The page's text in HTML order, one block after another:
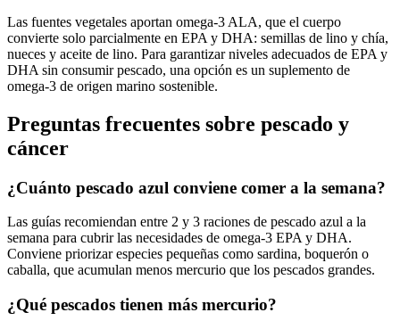
Las fuentes vegetales aportan omega-3 ALA, que el cuerpo
convierte solo parcialmente en EPA y DHA: semillas de lino y chía,
nueces y aceite de lino. Para garantizar niveles adecuados de EPA y
DHA sin consumir pescado, una opción es un suplemento de
omega-3 de origen marino sostenible.
Preguntas frecuentes sobre pescado y
cáncer
¿Cuánto pescado azul conviene comer a la semana?
Las guías recomiendan entre 2 y 3 raciones de pescado azul a la
semana para cubrir las necesidades de omega-3 EPA y DHA.
Conviene priorizar especies pequeñas como sardina, boquerón o
caballa, que acumulan menos mercurio que los pescados grandes.
¿Qué pescados tienen más mercurio?